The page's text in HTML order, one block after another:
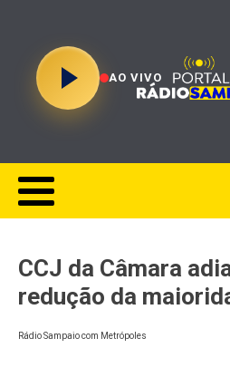
AO VIVO
CCJ da Câmara
redução da
Rádio Sampaio com Metrópoles